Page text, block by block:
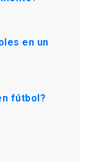
en un
fútbol?